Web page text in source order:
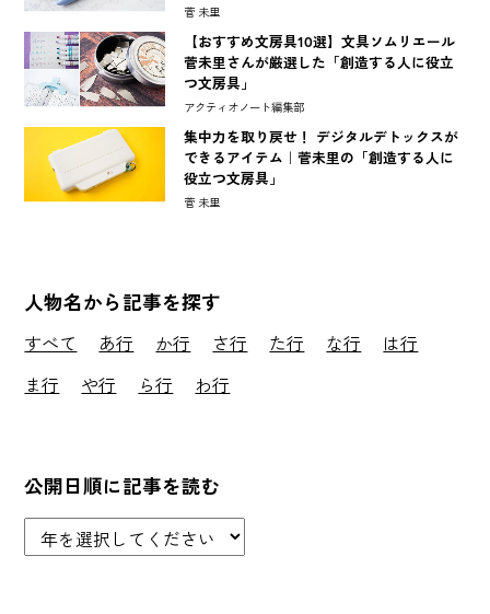
菅 未里
【おすすめ文房具10選】文具ソムリエール
菅未里さんが厳選した「創造する人に役立
つ文房具」
アクティオノート編集部
集中力を取り戻せ！ デジタルデトックスが
できるアイテム｜菅未里の「創造する人に
役立つ文房具」
菅 未里
人物名から記事を探す
すべて あ行 か行 さ行 た行 な行
は行
ま行
や行 ら行 わ行
公開日順に記事を読む